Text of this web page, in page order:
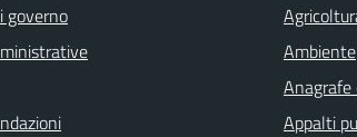
governo
Ambiente
Appalti